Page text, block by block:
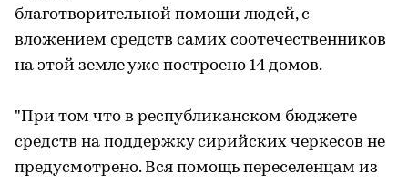
благотворительной помощи людей, с
вложением средств самих соотечественников
на этой земле уже построено 14 домов.
"При том что в республиканском бюджете
средств на поддержку сирийских черкесов не
предусмотрено. Вся помощь переселенцам из